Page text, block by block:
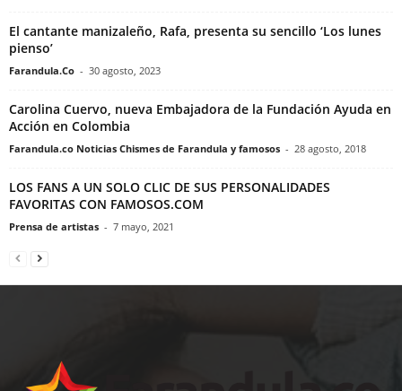
El cantante manizaleño, Rafa, presenta su sencillo ‘Los lunes
pienso’
Farandula.Co - 30 agosto, 2023
Carolina Cuervo, nueva Embajadora de la Fundación Ayuda en
Acción en Colombia
Farandula.co Noticias Chismes de Farandula y famosos - 28 agosto, 2018
LOS FANS A UN SOLO CLIC DE SUS PERSONALIDADES
FAVORITAS CON FAMOSOS.COM
Prensa de artistas - 7 mayo, 2021